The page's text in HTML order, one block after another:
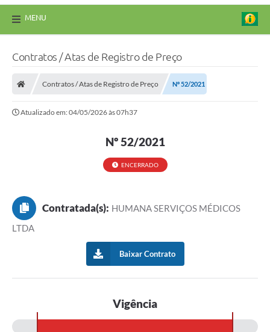
MENU
Contratos / Atas de Registro de Preço
Contratos / Atas de Registro de Preço Nº 52/2021
Atualizado em: 04/05/2026 às 07h37
Nº 52/2021
ENCERRADO
Contratada(s): HUMANA SERVIÇOS MÉDICOS
LTDA
Baixar Contrato
Vigência